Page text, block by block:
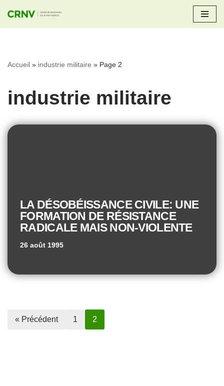
Aller
Accueil » industrie militaire » Page 2
industrie militaire
LA DÉSOBÉISSANCE CIVILE: UNE
FORMATION DE RÉSISTANCE
RADICALE MAIS NON-VIOLENTE
26 août 1995
« Précédent 1 2